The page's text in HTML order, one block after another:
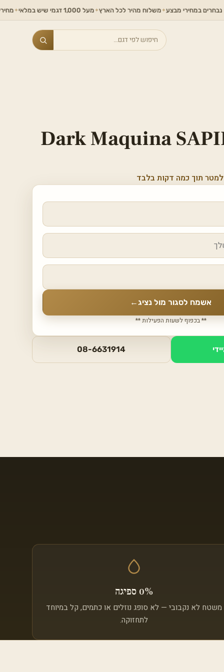
מבצע✦משלוח מהיר לכל הארץ✦מעל 1,000 דגמי שיש במלאי ✦מחירים ללא
Search
Dark Maquina
תוך כמה דקות בלבד
אשמח לסגור מול נציג←
** בכפוף לשעות הפעילות **
08-6631914
0% ספיגה
משטח לא נקבובי — לא סופג נוזלים או כתמים, קל במיוחד
לתחזוקה.